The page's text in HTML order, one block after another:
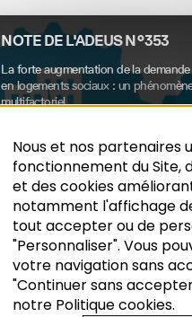
NOTE DE L'ADEUS N°353
La forte augmentation de la demande
en logements sociaux : un
multifactoriel
Habitat
Nous et nos partenaires
fonctionnement du Site,
et des cookies
notamment l'affichage
tout accepter ou de
"Personnaliser". Vous
votre navigation sans
"Continuer sans
notre Politique cookies.